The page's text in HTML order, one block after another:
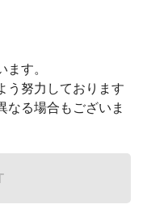
す。
う努力しております
なる場合もございま